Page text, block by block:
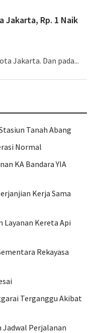
Jakarta, Rp. 1 Naik
Jakarta. Dan pada...
Tanah Abang
Normal
KA Bandara YIA
Kerja Sama
Layanan Kereta Api
Rekayasa
Terganggu Akibat
Jadwal Perjalanan